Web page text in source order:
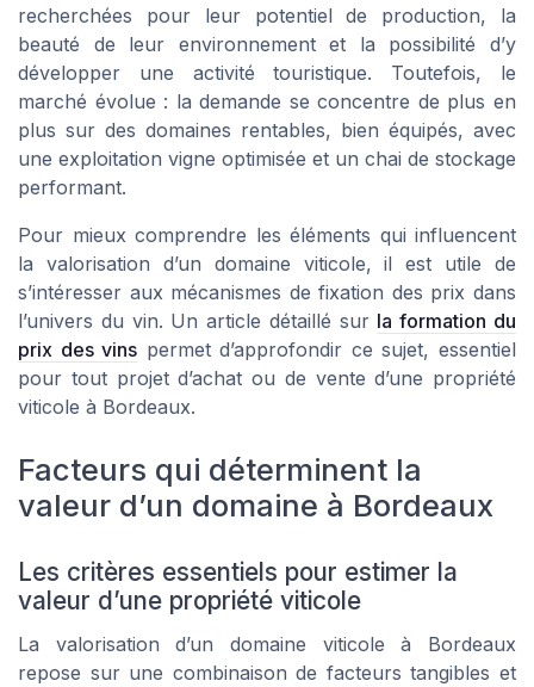
recherchées pour leur potentiel de production, la
beauté de leur environnement et la possibilité d’y
développer une activité touristique. Toutefois, le
marché évolue : la demande se concentre de plus en
plus sur des domaines rentables, bien équipés, avec
une exploitation vigne optimisée et un chai de stockage
performant.
Pour mieux comprendre les éléments qui influencent
la valorisation d’un domaine viticole, il est utile de
s’intéresser aux mécanismes de fixation des prix dans
l’univers du vin. Un article détaillé sur la formation du
prix des vins permet d’approfondir ce sujet, essentiel
pour tout projet d’achat ou de vente d’une propriété
viticole à Bordeaux.
Facteurs qui déterminent la
valeur d’un domaine à Bordeaux
Les critères essentiels pour estimer la
valeur d’une propriété viticole
La valorisation d’un domaine viticole à Bordeaux
repose sur une combinaison de facteurs tangibles et